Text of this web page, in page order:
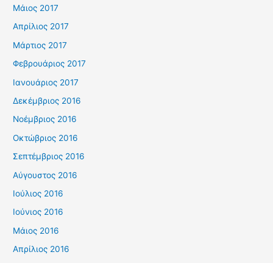
Μάιος 2017
Απρίλιος 2017
Μάρτιος 2017
Φεβρουάριος 2017
Ιανουάριος 2017
Δεκέμβριος 2016
Νοέμβριος 2016
Οκτώβριος 2016
Σεπτέμβριος 2016
Αύγουστος 2016
Ιούλιος 2016
Ιούνιος 2016
Μάιος 2016
Απρίλιος 2016